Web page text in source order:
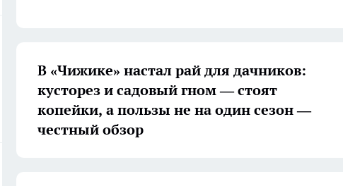
В «Чижике» настал рай для дачников:
кусторез и садовый гном — стоят
копейки, а пользы не на один сезон —
честный обзор